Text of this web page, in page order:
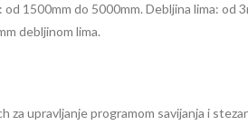
1500mm do 5000mm. Debljina lima: od
debljinom lima.
upravljanje programom savijanja i